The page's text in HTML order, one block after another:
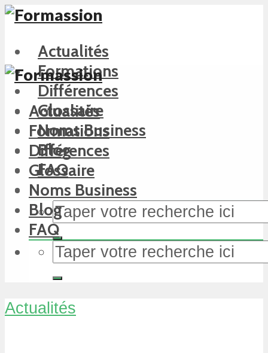
Actualités
Formations
Différences
Glossaire
Noms Business
Blog
FAQ
Actualités
Formations
Différences
Glossaire
Noms Business
Blog
FAQ
Actualités